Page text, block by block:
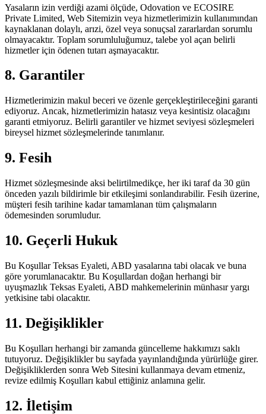
Yasaların izin verdiği azami ölçüde, Odovation ve ECOSIRE
Private Limited, Web Sitemizin veya hizmetlerimizin kullanımından
kaynaklanan dolaylı, arızi, özel veya sonuçsal zararlardan sorumlu
olmayacaktır. Toplam sorumluluğumuz, talebe yol açan belirli
hizmetler için ödenen tutarı aşmayacaktır.
8. Garantiler
Hizmetlerimizin makul beceri ve özenle gerçekleştirileceğini garanti
ediyoruz. Ancak, hizmetlerimizin hatasız veya kesintisiz olacağını
garanti etmiyoruz. Belirli garantiler ve hizmet seviyesi sözleşmeleri
bireysel hizmet sözleşmelerinde tanımlanır.
9. Fesih
Hizmet sözleşmesinde aksi belirtilmedikçe, her iki taraf da 30 gün
önceden yazılı bildirimle bir etkileşimi sonlandırabilir. Fesih üzerine,
müşteri fesih tarihine kadar tamamlanan tüm çalışmaların
ödemesinden sorumludur.
10. Geçerli Hukuk
Bu Koşullar Teksas Eyaleti, ABD yasalarına tabi olacak ve buna
göre yorumlanacaktır. Bu Koşullardan doğan herhangi bir
uyuşmazlık Teksas Eyaleti, ABD mahkemelerinin münhasır yargı
yetkisine tabi olacaktır.
11. Değişiklikler
Bu Koşulları herhangi bir zamanda güncelleme hakkımızı saklı
tutuyoruz. Değişiklikler bu sayfada yayınlandığında yürürlüğe girer.
Değişikliklerden sonra Web Sitesini kullanmaya devam etmeniz,
revize edilmiş Koşulları kabul ettiğiniz anlamına gelir.
12. İletişim